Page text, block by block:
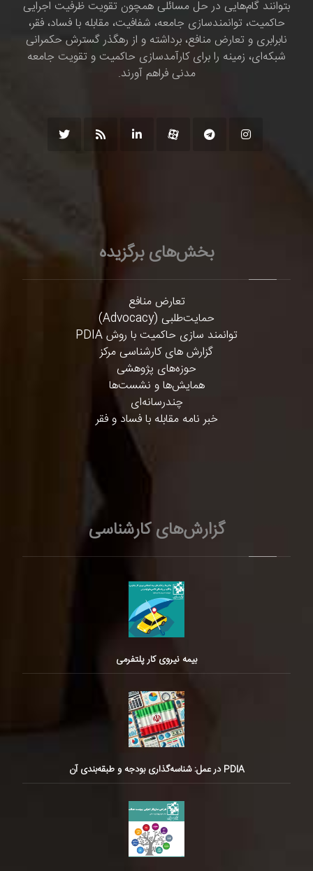
بتوانند گام‌هایی در حل مسائلی همچون تقویت ظرفیت اجرایی
حاکمیت، توانمندسازی جامعه، شفافیت، مقابله با فساد، فقر،
نابرابری و تعارض منافع، برداشته و از رهگذر گسترش حکمرانی
شبکه‌ای، زمینه را برای کارآمدسازی حاکمیت و تقویت جامعه
مدنی فراهم آورند.
بخش‌های برگزیده
تعارض منافع
حمایت‌طلبی (Advocacy)
توانمند سازی حاکمیت با روش PDIA
گزارش های کارشناسی مرکز
حوزه‌های پژوهشی
همایش‌ها و نشست‌ها
چندرسانه‌ای
خبر نامه مقابله با فساد و فقر
گزارش‌های کارشناسی
بیمه نیروی کار پلتفرمی
PDIA در عمل: شناسه‌گذاری بودجه و طبقه‌بندی آن